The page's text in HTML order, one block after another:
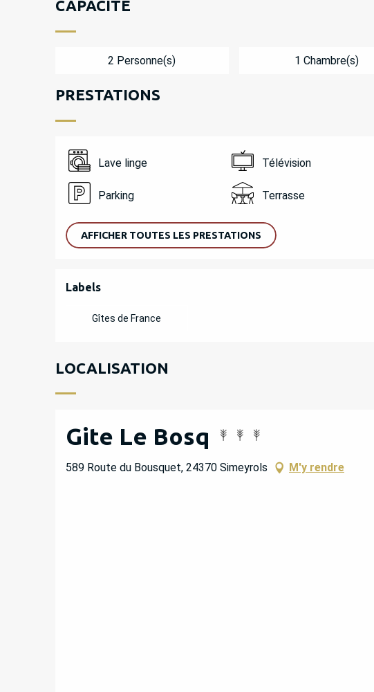
CAPACITÉ
2 Personne(s) 1 Chambre(s)
PRESTATIONS
Lave linge Télévision
Parking Terrasse
AFFICHER TOUTES LES PRESTATIONS
OFFRES DE
Labels
Labels
Gîtes de France
LOCALISATION
Gite Le Bosq
589 Route du Bousquet, 24370 Simeyrols M'y rendre